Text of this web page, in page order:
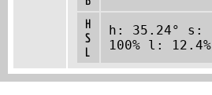
H
S
L
h: 35.24° s:
100% l: 12.4%